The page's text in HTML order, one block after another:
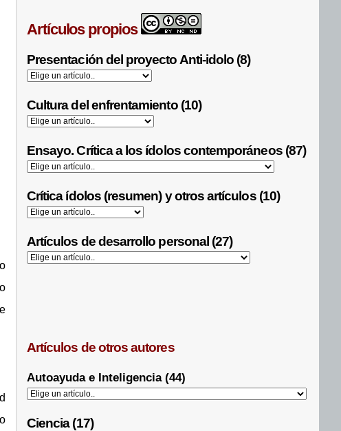
Artículos propios
Presentación del proyecto Anti-idolo (8)
Cultura del enfrentamiento (10)
Ensayo. Crítica a los ídolos contemporáneos (87)
Crítica ídolos (resumen) y otros artículos (10)
Artículos de desarrollo personal (27)
Artículos de otros autores
Autoayuda e Inteligencia (44)
Ciencia (17)